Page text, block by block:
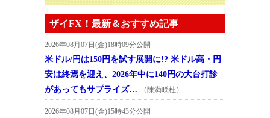
ザイFX！最新＆おすすめ記事
2026年08月07日(金)18時09分公開
米ドル/円は150円を試す展開に!? 米ドル高・円
安は終焉を迎え、2026年中に140円の大台打診
があってもサプライズ…
（陳満咲杜）
2026年08月07日(金)15時43分公開